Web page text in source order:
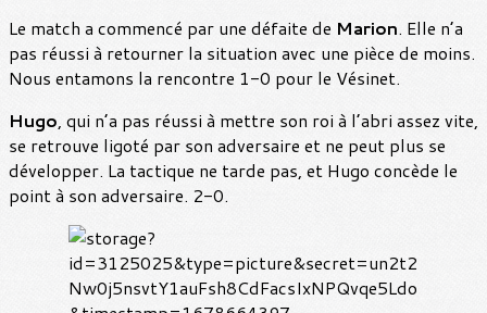
Le match a commencé par une défaite de Marion. Elle n’a
pas réussi à retourner la situation avec une pièce de moins.
Nous entamons la rencontre 1-0 pour le Vésinet.
Hugo, qui n’a pas réussi à mettre son roi à l’abri assez vite,
se retrouve ligoté par son adversaire et ne peut plus se
développer. La tactique ne tarde pas, et Hugo concède le
point à son adversaire. 2-0.